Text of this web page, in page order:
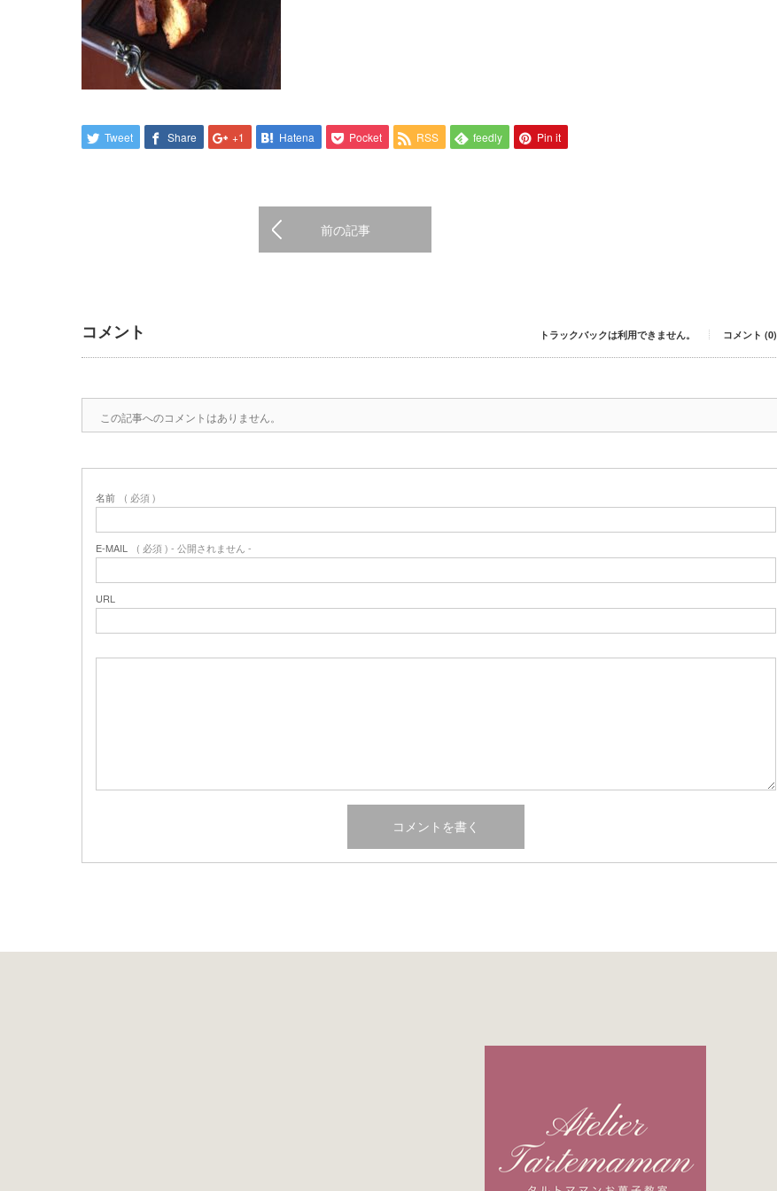
Tweet Share +1 Hatena Pocket RSS feedly Pin it
前の記事
コメント トラックバックは利用できません。 コメント (0)
この記事へのコメントはありません。
名前 ( 必須 )
E-MAIL ( 必須 ) - 公開されません -
URL